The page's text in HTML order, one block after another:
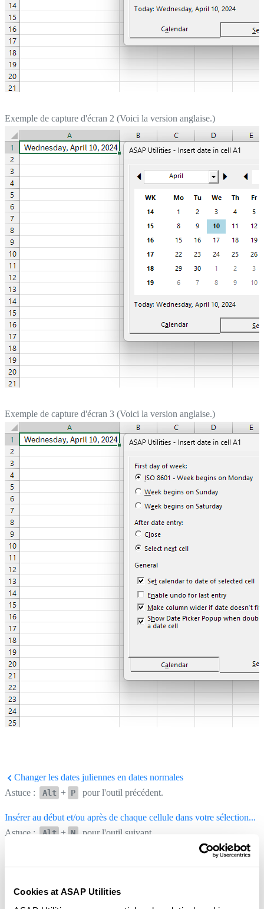
Cookies at ASAP Utilities
Exemple de capture d'écran 2 (Voici la version anglaise.)
Exemple de capture d'écran 3 (Voici la version anglaise.)
Changer les dates juliennes en dates normales
Astuce :
Alt + P pour l'outil précédent.
Insérer au début et/ou après de chaque cellule dans votre sélection...
Astuce :
Alt + N pour l'outil suivant.